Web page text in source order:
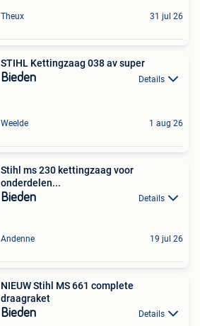
Theux 31 jul 26
STIHL Kettingzaag 038 av super
Bieden Details
Weelde 1 aug 26
Stihl ms 230 kettingzaag voor
onderdelen...
Bieden Details
Andenne 19 jul 26
NIEUW Stihl MS 661 complete
draagraket
Bieden Details